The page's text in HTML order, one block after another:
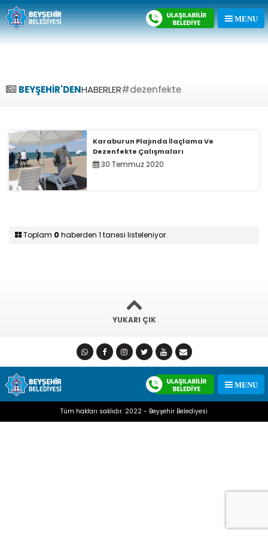
BEYŞEHİR'DENHABERLER#dezenfekte
Karaburun Plajında İlaçlama Ve
Dezenfekte Çalışmaları
30 Temmuz 2020
Toplam 0 haberden 1 tanesi listeleniyor.
YUKARI ÇIK
Tüm hakları saklıdır. 2022 - Beyşehir Belediyesi